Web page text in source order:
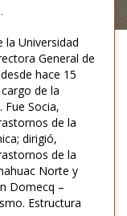
la Universidad
General de
hace 15
de la
Fue Socia,
de la
dirigió,
de la
Norte y
Domecq –
Estructura